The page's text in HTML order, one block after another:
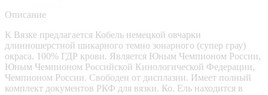
Описание
К Вязке предлагается Кобель немецкой овчарки
длинношерстной шикарного темно зонарного (супер грау)
окраса. 100% ГДР крови. Является Юным Чемпионом России,
Юным Чемпионом Российской Кинологической Федерации,
Чемпионом России. Свободен от дисплазии. Имеет полный
комплект документов РКФ для вязки. Ко. Ель находится в